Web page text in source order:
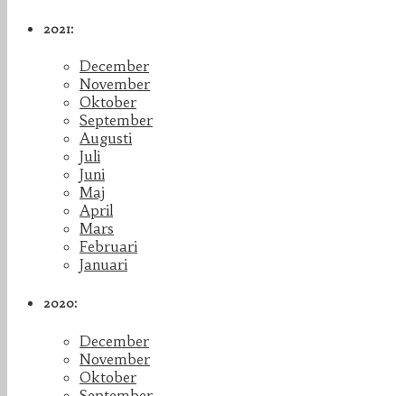
2021:
December
November
Oktober
September
Augusti
Juli
Juni
Maj
April
Mars
Februari
Januari
2020:
December
November
Oktober